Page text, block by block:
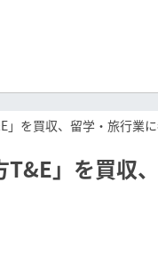
」を買収、留学・旅行業
」を買収